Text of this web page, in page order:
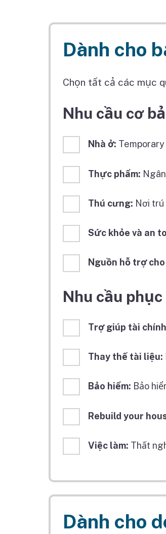
Dành cho
Chọn tất cả các mục
Nhu cầu cơ
Nhà ở:
Thực phẩm:
Thú cưng: Nơi
Sức khỏe và an
Nguồn hỗ trợ
Nhu cầu
Trợ giúp tài
Thay thế tài liệu:
Bảo hiểm: Bảo
Rebuild your
Việc làm: Thất
Dành cho